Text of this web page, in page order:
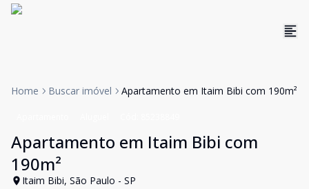
Home Buscar imóvel Apartamento em Itaim Bibi com 190m²
Apartamento em Itaim Bibi com
190m²
Itaim Bibi, São Paulo - SP